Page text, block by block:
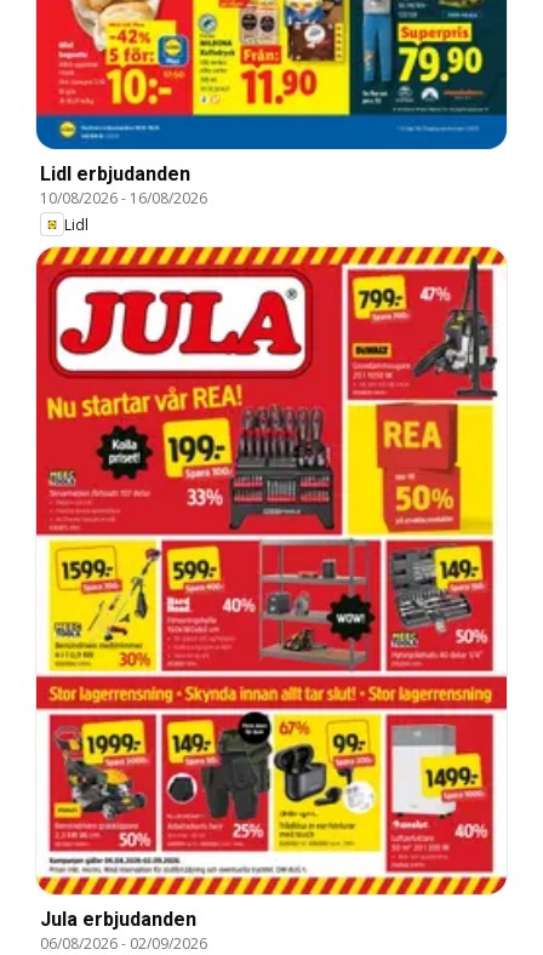
Lidl erbjudanden
10/08/2026- 16/08/2026
Lidl
Jula erbjudanden
06/08/2026- 02/09/2026